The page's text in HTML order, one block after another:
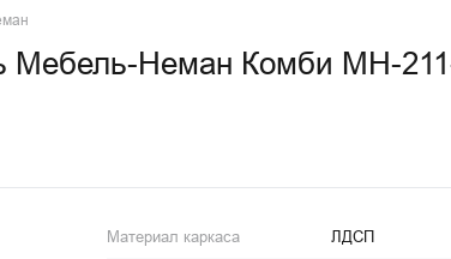
машины
Мебель-Неман Комби МН-
Материал каркаса ЛДСП